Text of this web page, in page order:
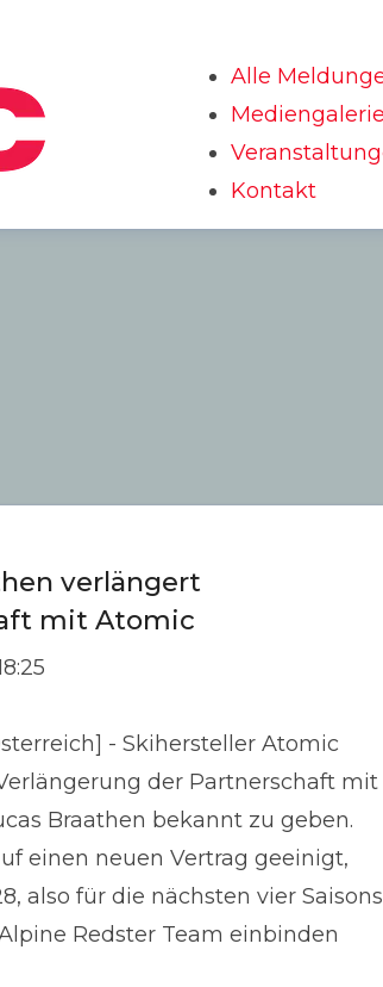
Alle
Kontakt
verlängert
mit Atomic
- Skihersteller Atomic
der Partnerschaft mit
Braathen bekannt zu geben.
einen neuen Vertrag geeinigt,
also für die nächsten vier
Redster Team einbinden